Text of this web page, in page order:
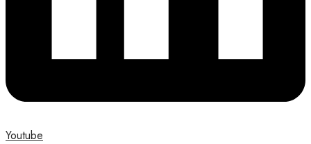
Youtube